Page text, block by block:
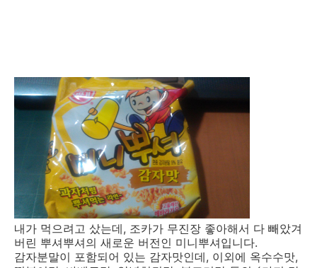
내가 먹으려고 샀는데, 조카가 무진장 좋아해서 다 빼았겨
버린 뿌셔뿌셔의 새로운 버전인 미니뿌셔입니다.
감자분말이 포함되어 있는 감자맛인데, 이외에 옥수수맛,